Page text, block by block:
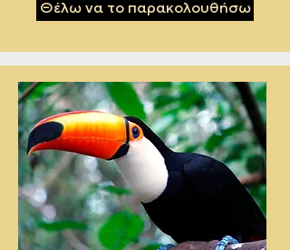
Θέλω να το παρακολουθήσω